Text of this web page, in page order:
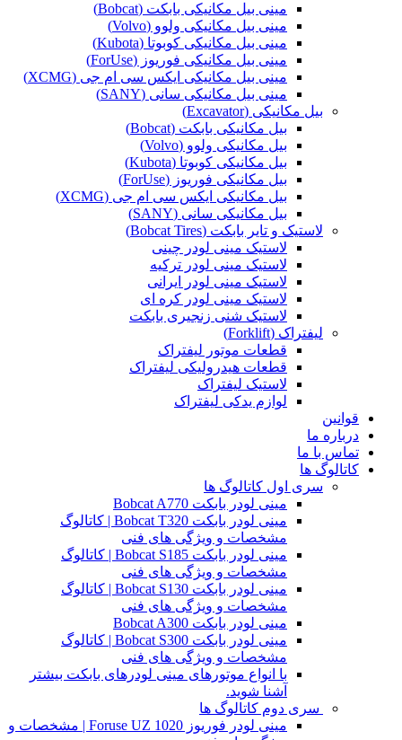
مینی بیل مکانیکی بابکت (Bobcat)
مینی بیل مکانیکی ولوو (Volvo)
مینی بیل مکانیکی کوبوتا (Kubota)
مینی بیل مکانیکی فوریوز (ForUse)
مینی بیل مکانیکی ایکس سی ام جی (XCMG)
مینی بیل مکانیکی سانی (SANY)
بیل مکانیکی (Excavator)
بیل مکانیکی بابکت (Bobcat)
بیل مکانیکی ولوو (Volvo)
بیل مکانیکی کوبوتا (Kubota)
بیل مکانیکی فوریوز (ForUse)
بیل مکانیکی ایکس سی ام جی (XCMG)
بیل مکانیکی سانی (SANY)
لاستیک و تایر بابکت (Bobcat Tires)
لاستیک مینی لودر چینی
لاستیک مینی لودر ترکیه
لاستیک مینی لودر ایرانی
لاستیک مینی لودر کره ای
لاستیک شنی زنجیری بابکت
لیفتراک (Forklift)
قطعات موتور لیفتراک
قطعات هیدرولیکی لیفتراک
لاستیک لیفتراک
لوازم یدکی لیفتراک
قوانین
درباره ما
تماس با ما
کاتالوگ ها
سری اول کاتالوگ ها
مینی لودر بابکت Bobcat A770
مینی لودر بابکت Bobcat T320 | کاتالوگ
مشخصات و ویژگی های فنی
مینی لودر بابکت Bobcat S185 | کاتالوگ
مشخصات و ویژگی های فنی
مینی لودر بابکت Bobcat S130 | کاتالوگ
مشخصات و ویژگی های فنی
مینی لودر بابکت Bobcat A300
مینی لودر بابکت Bobcat S300 | کاتالوگ
مشخصات و ویژگی های فنی
با انواع موتورهای مینی لودرهای بابکت بیشتر
آشنا شوید.
سری دوم کاتالوگ ها
مینی لودر فوریوز Foruse UZ 1020 | مشخصات و